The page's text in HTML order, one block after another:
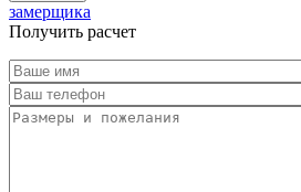
замерщика
Получить расчет